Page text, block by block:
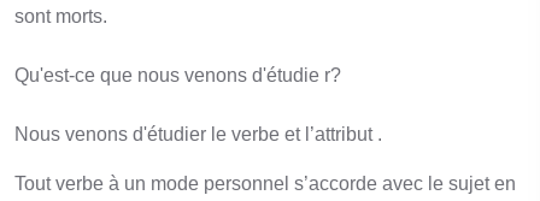
sont morts.
Qu'est-ce que nous venons d'étudie r?
Nous venons d'étudier le verbe et l’attribut .
Tout verbe à un mode personnel s’accorde avec le sujet en